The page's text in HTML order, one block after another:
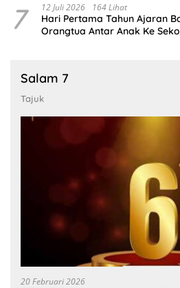
7 12 Juli 2026 164 Lihat
Hari Pertama Tahun Ajaran
Orangtua Antar Anak Ke
Salam 7
Tajuk
20 Februari 2026